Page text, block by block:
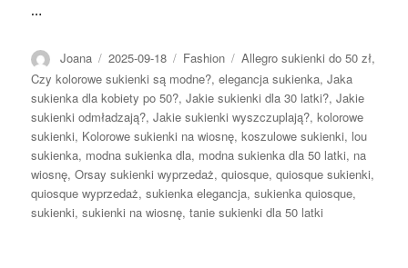
…
Autor
Joana Opublikowano
2025-09-18 Kategorie
Fashion Tagi
Allegro sukienki do 50 zł,
Czy kolorowe sukienki są modne?,elegancja sukienka,Jaka
sukienka dla kobiety po 50?,Jakie sukienki dla 30 latki?,Jakie
sukienki odmładzają?,Jakie sukienki wyszczuplają?,kolorowe
sukienki, Kolorowe sukienki na wiosnę,koszulowe sukienki, lou
sukienka, modna sukienka dla, modna sukienka dla 50 latki, na
wiosnę,Orsay sukienki wyprzedaż,quiosque,quiosque sukienki,
quiosque wyprzedaż,sukienka elegancja,sukienka quiosque,
sukienki,sukienki na wiosnę,tanie sukienki dla 50 latki